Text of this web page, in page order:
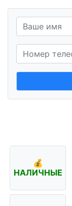
💰
НАЛИЧНЫЕ